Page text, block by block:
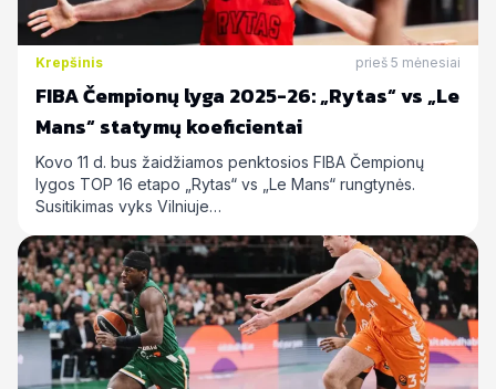
Krepšinis prieš 5 mėnesiai
FIBA Čempionų lyga 2025-26: „Rytas“ vs „Le
Mans“ statymų koeficientai
Kovo 11 d. bus žaidžiamos penktosios FIBA Čempionų
lygos TOP 16 etapo „Rytas“ vs „Le Mans“ rungtynės.
Susitikimas vyks Vilniuje…